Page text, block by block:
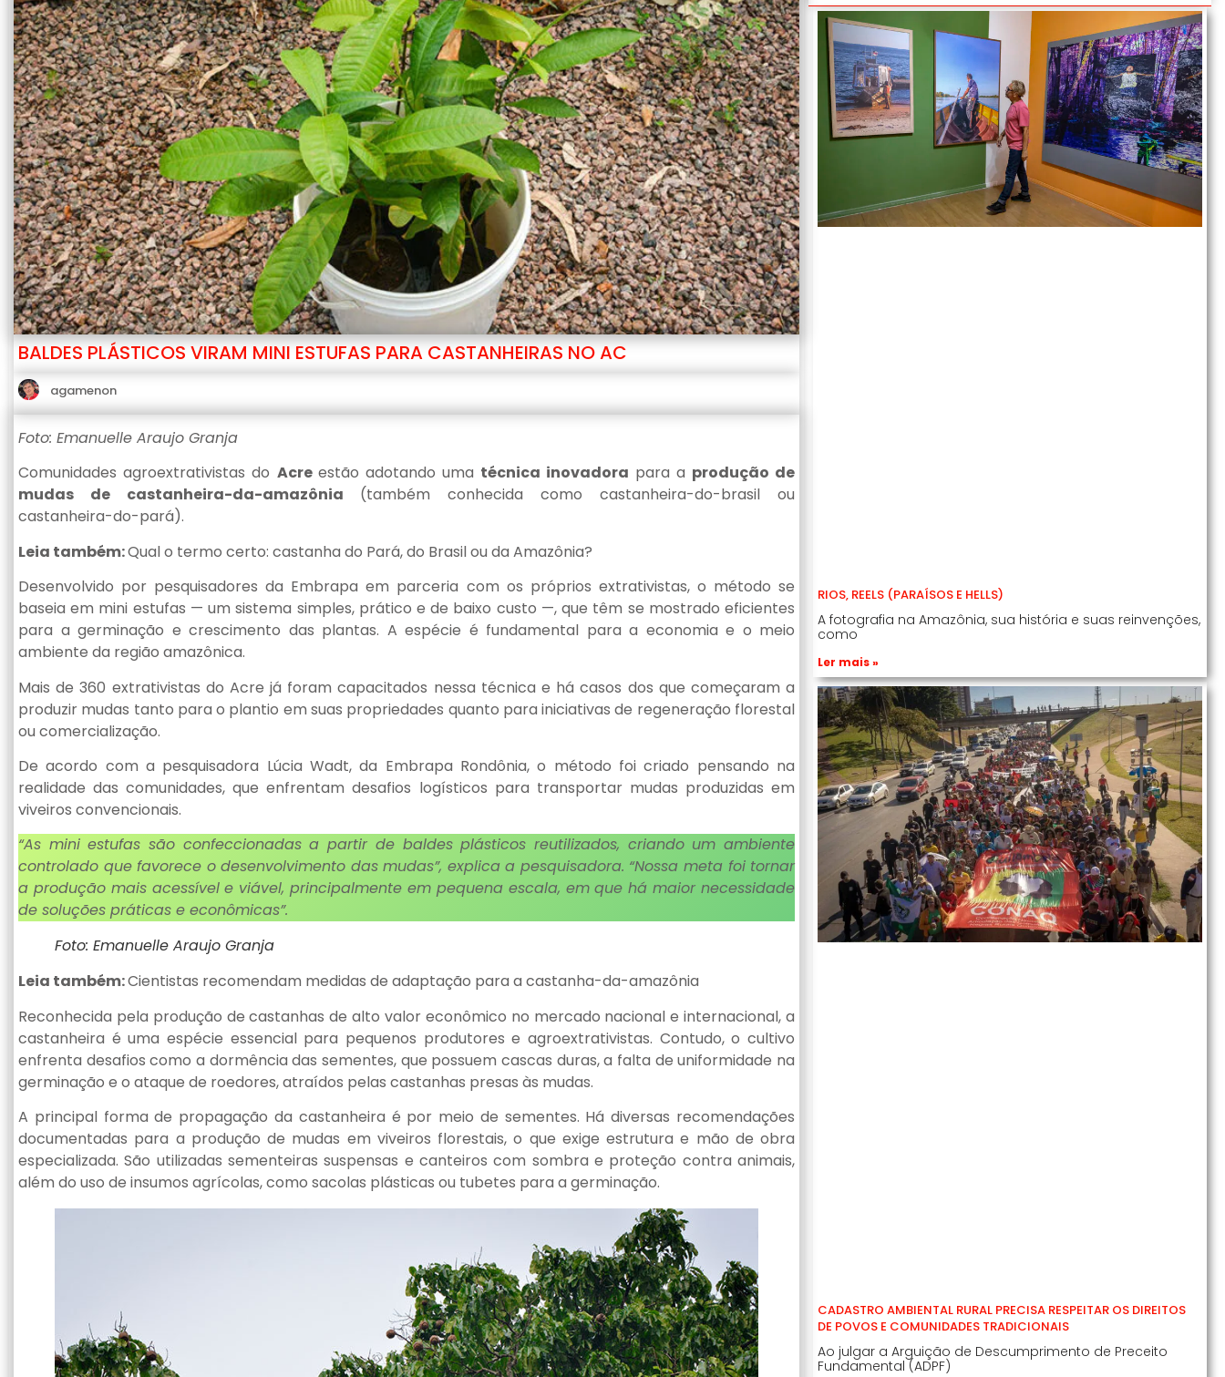
BALDES PLÁSTICOS VIRAM MINI ESTUFAS PARA CASTANHEIRAS NO AC
agamenon
Foto: Emanuelle Araujo Granja
Comunidades agroextrativistas do Acre estão adotando uma técnica inovadora para a produção de
mudas de castanheira-da-amazônia (também conhecida como castanheira-do-brasil ou
castanheira-do-pará).
Leia também:Qual o termo certo: castanha do Pará, do Brasil ou da Amazônia?
Desenvolvido por pesquisadores da Embrapa em parceria com os próprios extrativistas, o método se
baseia em mini estufas — um sistema simples, prático e de baixo custo —, que têm se mostrado eficientes
para a germinação e crescimento das plantas. A espécie é fundamental para a economia e o meio
ambiente da região amazônica.
Mais de 360 extrativistas do Acre já foram capacitados nessa técnica e há casos dos que começaram a
produzir mudas tanto para o plantio em suas propriedades quanto para iniciativas de regeneração florestal
ou comercialização.
De acordo com a pesquisadora Lúcia Wadt, da Embrapa Rondônia, o método foi criado pensando na
realidade das comunidades, que enfrentam desafios logísticos para transportar mudas produzidas em
viveiros convencionais.
“As mini estufas são confeccionadas a partir de baldes plásticos reutilizados, criando um ambiente
controlado que favorece o desenvolvimento das mudas”, explica a pesquisadora. “Nossa meta foi tornar
a produção mais acessível e viável, principalmente em pequena escala, em que há maior necessidade
de soluções práticas e econômicas”.
Foto: Emanuelle Araujo Granja
Leia também:Cientistas recomendam medidas de adaptação para a castanha-da-amazônia
Reconhecida pela produção de castanhas de alto valor econômico no mercado nacional e internacional, a
castanheira é uma espécie essencial para pequenos produtores e agroextrativistas. Contudo, o cultivo
enfrenta desafios como a dormência das sementes, que possuem cascas duras, a falta de uniformidade na
germinação e o ataque de roedores, atraídos pelas castanhas presas às mudas.
A principal forma de propagação da castanheira é por meio de sementes. Há diversas recomendações
documentadas para a produção de mudas em viveiros florestais, o que exige estrutura e mão de obra
especializada. São utilizadas sementeiras suspensas e canteiros com sombra e proteção contra animais,
além do uso de insumos agrícolas, como sacolas plásticas ou tubetes para a germinação.
RIOS, REELS (PARAÍSOS E HELLS)
A fotografia na Amazônia, sua história e suas reinvenções,
como
Ler mais »
CADASTRO AMBIENTAL RURAL PRECISA RESPEITAR OS DIREITOS
DE POVOS E COMUNIDADES TRADICIONAIS
Ao julgar a Arguição de Descumprimento de Preceito
Fundamental (ADPF)